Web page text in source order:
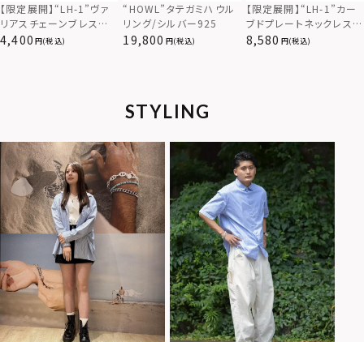
【限定展開】“LH-1”ヴァ
リアスチェーンブレスレッ
ト/アズキ/サージカルス
4,400 (税込)
“HOWL”タテガミハウル
リング/シルバー925
19,800 (税込)
【限定展開】“LH-1”カー
ブドプレートネックレス/
サージカルステンレス（金
8,580 (税込)
STYLING